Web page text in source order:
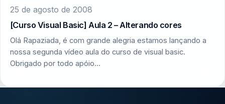
25 de agosto de 2008
[Curso Visual Basic] Aula 2 – Alterando cores
Olá Rapaziada, é com grande alegria estamos lançando a
nossa segunda vídeo aula do curso de visual basic.
Obrigado por todo apóio…